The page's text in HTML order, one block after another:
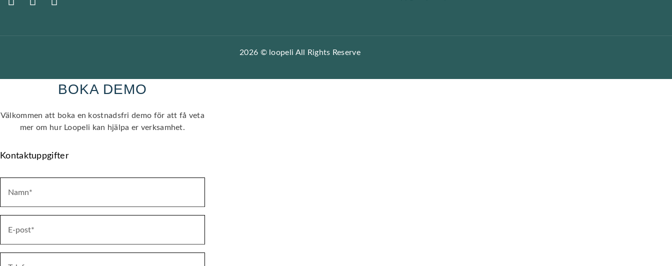
2026 © loopeli All Rights Reserve
BOKA DEMO
Välkommen att boka en kostnadsfri demo för att få veta
mer om hur Loopeli kan hjälpa er verksamhet.
Kontaktuppgifter